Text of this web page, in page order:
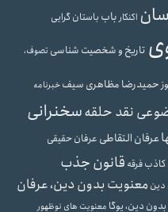
اکنکار باب باستان گرایی
تاریخ و شخصیت شناسی تصوف،
حمیدرضا مظاهری سیفخبرنامه
نقد حلقهسخنرانی
عرفان التقاطی عرفان حقیقی
کاذبفرقه قانون جذب
دین معنویت بدون دین، عرفان
دین، یوگا معنویت های نوظهور